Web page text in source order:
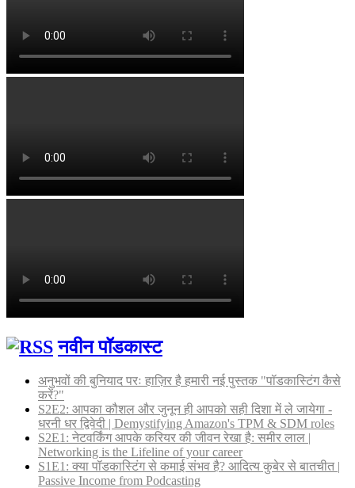
नवीन पॉडकास्ट
अनुभवों की बुनियाद परः हाज़िर है हमारी नई पुस्तक "पॉडकास्टिंग कैसे
करें?"
S2E2: आपका कौशल और जुनून ही आपको सही दिशा में ले जायेगा -
धरनी धर द्विवेदी | Demystifying Amazon's TPM & SDM roles
S2E1: नेटवर्किंग आपके करियर की जीवन रेखा है: समीर लाल |
Networking is the Lifeline of your career
S1E1: क्या पॉडकास्टिंग से कमाई संभव है? आदित्य कुबेर से बातचीत |
Passive Income from Podcasting